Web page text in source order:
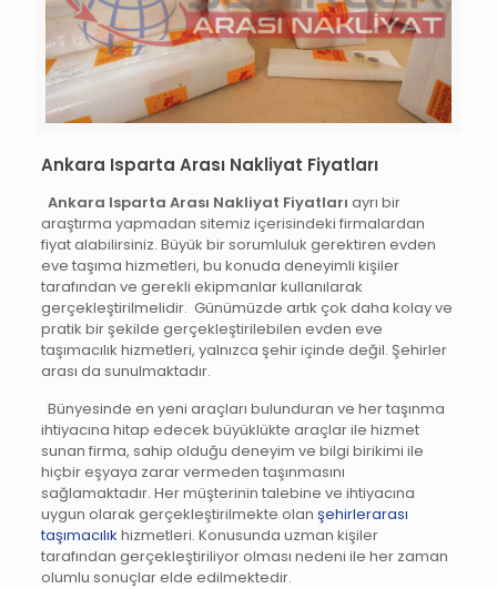
Ankara Isparta Arası Nakliyat Fiyatları
Ankara Isparta Arası Nakliyat Fiyatları ayrı bir
araştırma yapmadan sitemiz içerisindeki firmalardan
fiyat alabilirsiniz. Büyük bir sorumluluk gerektiren evden
eve taşıma hizmetleri, bu konuda deneyimli kişiler
tarafından ve gerekli ekipmanlar kullanılarak
gerçekleştirilmelidir. Günümüzde artık çok daha kolay ve
pratik bir şekilde gerçekleştirilebilen evden eve
taşımacılık hizmetleri, yalnızca şehir içinde değil. Şehirler
arası da sunulmaktadır.
Bünyesinde en yeni araçları bulunduran ve her taşınma
ihtiyacına hitap edecek büyüklükte araçlar ile hizmet
sunan firma, sahip olduğu deneyim ve bilgi birikimi ile
hiçbir eşyaya zarar vermeden taşınmasını
sağlamaktadır. Her müşterinin talebine ve ihtiyacına
uygun olarak gerçekleştirilmekte olan şehirlerarası
taşımacılık hizmetleri. Konusunda uzman kişiler
tarafından gerçekleştiriliyor olması nedeni ile her zaman
olumlu sonuçlar elde edilmektedir.